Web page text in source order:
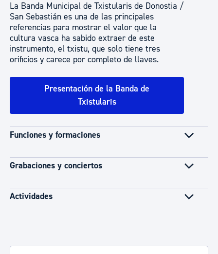
La Banda Municipal de Txistularis de Donostia /
San Sebastián es una de las principales
referencias para mostrar el valor que la
cultura vasca ha sabido extraer de este
instrumento, el txistu, que solo tiene tres
orificios y carece por completo de llaves.
Presentación de la Banda de
Txistularis
Funciones y formaciones
Grabaciones y conciertos
Actividades